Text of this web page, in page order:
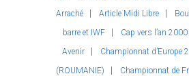
Arraché
Article Midi Libre
barre et IWF
Cap vers l’an 2000
Avenir
Championnat d’Europe
(ROUMANIE)
Championnat de